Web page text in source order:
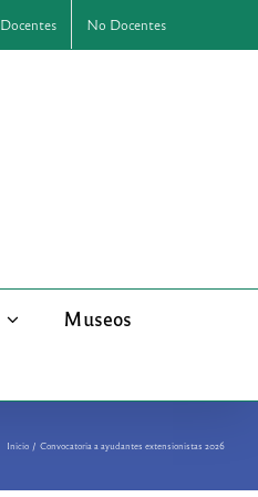
Docentes No Docentes
Museos
Inicio Convocatoria a ayudantes extensionistas 2026